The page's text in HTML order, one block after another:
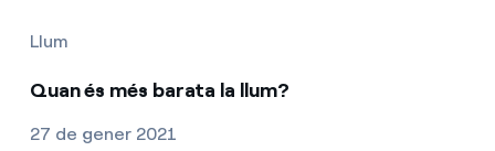
Llum
Quan és més barata la llum?
27 de gener 2021